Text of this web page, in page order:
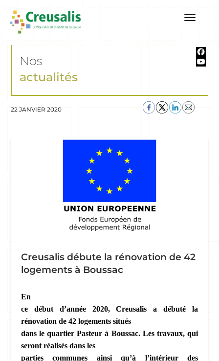
Nos
actualités
22 JANVIER 2020
Creusalis débute la rénovation de 42
logements à Boussac
En
ce début d’année 2020, Creusalis a débuté la
rénovation de 42 logements situés
dans le quartier Pasteur à Boussac. Les travaux, qui
seront réalisés dans les
parties communes ainsi qu’à l’intérieur des